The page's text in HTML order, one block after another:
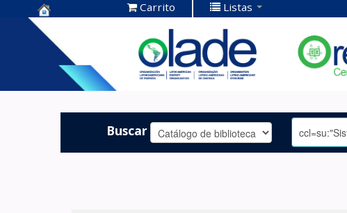
Centro de
Documentación
OLADE -
Carrito Listas
Buscar